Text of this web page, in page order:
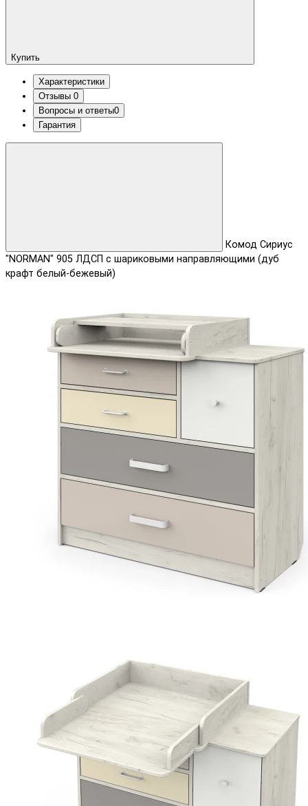
Купить
Характеристики
Отзывы 0
Вопросы и ответы0
Гарантия
Комод Сириус
"NORMAN" 905 ЛДСП с шариковыми направляющими (дуб
крафт белый-бежевый)